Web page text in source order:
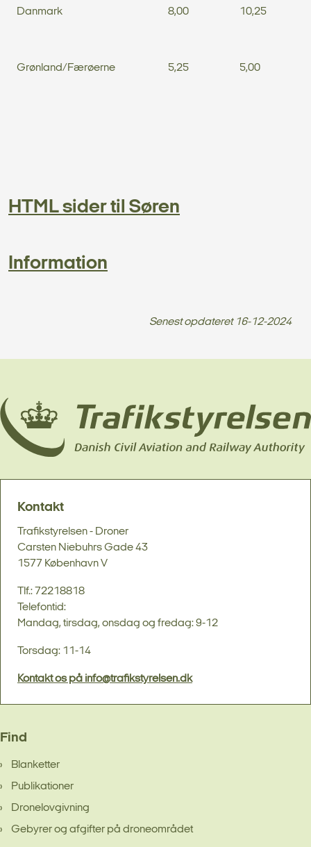
Danmark 8,00 10,25
Grønland/Færøerne 5,25 5,00
HTML sider til Søren
Information
Senest opdateret 16-12-2024
Kontakt
Trafikstyrelsen - Droner
Carsten Niebuhrs Gade 43
1577 København V
Tlf.: 72218818
Telefontid:
Mandag, tirsdag, onsdag og fredag: 9-12
Torsdag: 11-14
Kontakt os på info@trafikstyrelsen.dk
Find
Blanketter
Publikationer
Dronelovgivning
Gebyrer og afgifter på droneområdet